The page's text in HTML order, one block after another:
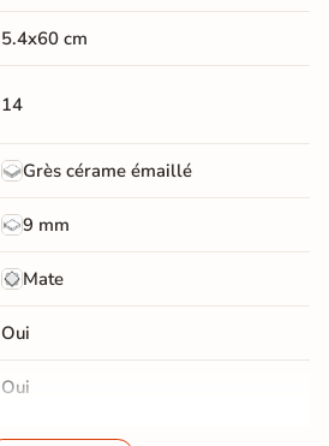
5.4x60 cm
14
Grès cérame émaillé
9 mm
Mate
Oui
Oui
Boite